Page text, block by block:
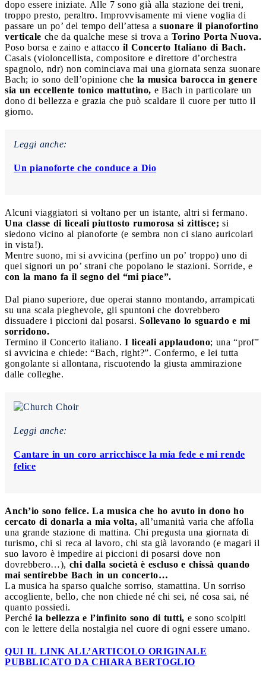
dopo essere iniziate. Alle 7 sono già alla stazione dei treni,
troppo presto, peraltro. Improvvisamente mi viene voglia di
passare un po’ del tempo dell’attesa a suonare il pianofortino
verticale che da qualche mese si trova a Torino Porta Nuova.
Poso borsa e zaino e attacco il Concerto Italiano di Bach.
Casals (violoncellista, compositore e direttore d’orchestra
spagnolo, ndr) non cominciava mai una giornata senza suonare
Bach; io sono dell’opinione che la musica barocca in genere
sia un eccellente tonico mattutino, e Bach in particolare un
dono di bellezza e grazia che può scaldare il cuore per tutto il
giorno.
Leggi anche:
Un pianoforte che conduce a Dio
Alcuni viaggiatori si voltano per un istante, altri si fermano.
Una classe di liceali piuttosto rumorosa si zittisce; si
siedono vicino al pianoforte (e sembra non ci siano auricolari
in vista!).
Mentre suono, mi si avvicina (perfino un po’ troppo) uno di
quei signori un po’ strani che popolano le stazioni. Sorride, e
con la mano fa il segno del “mi piace”.
Dal piano superiore, due operai stanno montando, arrampicati
su una scala pieghevole, gli spuntoni che dovrebbero
dissuadere i piccioni dal posarsi. Sollevano lo sguardo e mi
sorridono.
Termino il Concerto italiano. I liceali applaudono; una “prof”
si avvicina e chiede: “Bach, right?”. Confermo, e lei tutta
gongolante si allontana, riscuotendo la giusta ammirazione
dalle colleghe.
Leggi anche:
Cantare in un coro arricchisce la mia fede e mi rende
felice
Anch’io sono felice. La musica che ho avuto in dono ho
cercato di donarla a mia volta, all’umanità varia che affolla
una grande stazione di mattina. Chi pregusta una giornata di
turismo, chi si reca al lavoro, chi sta già lavorando (e magari il
suo lavoro è impedire ai piccioni di posarsi dove non
dovrebbero…), chi dalla società è escluso e chissà quando
mai sentirebbe Bach in un concerto…
La musica ha sparso qualche sorriso, stamattina. Un sorriso
accogliente, bello, che non chiede né chi sei, né cosa sai, né
quanto possiedi.
Perché la bellezza e l’infinito sono di tutti, e sono scolpiti
con le lettere della nostalgia nel cuore di ogni essere umano.
QUI IL LINK ALL’ARTICOLO ORIGINALE
PUBBLICATO DA CHIARA BERTOGLIO